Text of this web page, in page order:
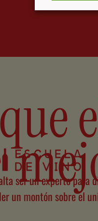
ser un experto para
un montón sobre el